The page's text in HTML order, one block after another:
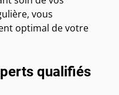
vous
optimal de votre
qualifiés